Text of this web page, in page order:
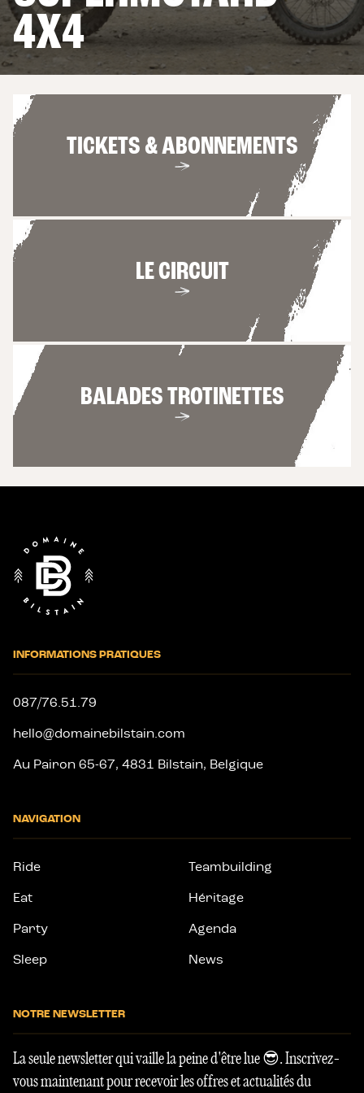
4X4
4 OU 6 PERSONNES
LES APPARTEMENTS
TICKETS & ABONNEMENTS
LE CIRCUIT
BALADES TROTINETTES
INFORMATIONS PRATIQUES
087/76.51.79
hello@domainebilstain.com
Au Pairon 65-67, 4831 Bilstain, Belgique
NAVIGATION
Ride
Eat
Party
Sleep
Teambuilding
Héritage
Agenda
News
NOTRE NEWSLETTER
La seule newsletter qui vaille la peine d'être lue 😎. Inscrivez-
vous maintenant pour recevoir les offres et actualités du